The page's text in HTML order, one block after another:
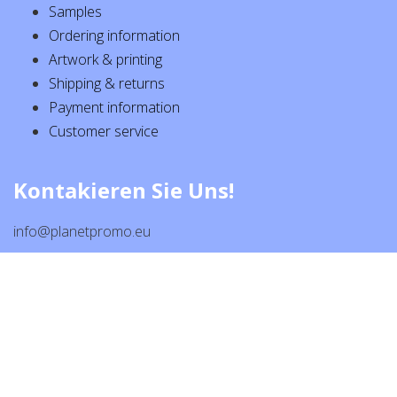
Samples
Ordering information
Artwork & printing
Shipping & returns
Payment information
Customer service
Kontakieren Sie Uns!
info@planetpromo.eu